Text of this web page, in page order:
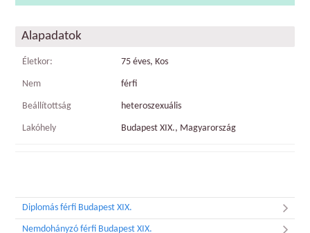
Alapadatok
Életkor: 75 éves, Kos
Nem férfi
Beállítottság heteroszexuális
Lakóhely Budapest XIX., Magyarország
Diplomás férfi Budapest XIX.
Nemdohányzó férfi Budapest XIX.